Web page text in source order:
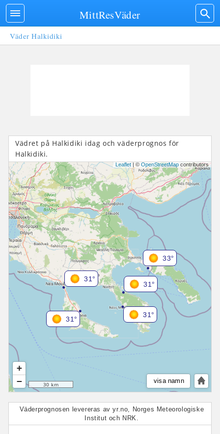
Väder Halkidiki
Vädret på Halkidiki idag och väderprognos för
Halkidiki.
31°
31°
31°
33°
31°
+
−
30 km
Leaflet | © OpenStreetMap contributors
visa namn
Väderprognosen levereras av yr.no, Norges Meteorologiske
Institut och NRK.
MittResVäder